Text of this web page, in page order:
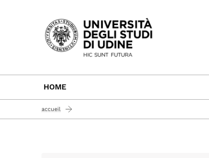
Passa al contenuto principale
HOME
accueil